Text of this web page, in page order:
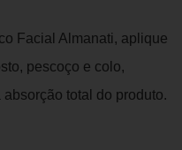
Facial Almanati, aplique
pescoço e colo,
total do produto.